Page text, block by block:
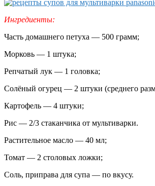
Ингредиенты:
Часть домашнего петуха — 500 грамм;
Морковь — 1 штука;
Репчатый лук — 1 головка;
Солёный огурец — 2 штуки (среднего
Картофель — 4 штуки;
Рис — 2/3 стаканчика от мультиварки.
Растительное масло — 40 мл;
Томат — 2 столовых ложки;
Соль, приправа для супа — по вкусу.